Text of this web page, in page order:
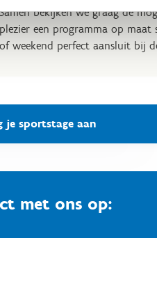
bekijken we graag de
plezier een programma op maat
of weekend perfect aansluit bij
je sportstage aan
met ons op: